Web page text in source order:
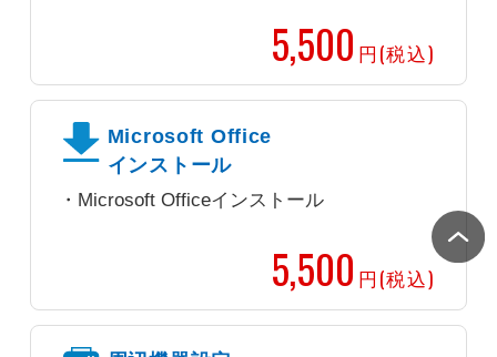
5,500 円(税込)
Microsoft Office
インストール
Microsoft Officeインストール
5,500 円(税込)